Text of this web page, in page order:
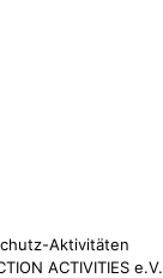
Aktivitäten
ACTIVITIES e.V.